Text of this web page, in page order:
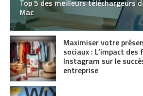
Top 5 des meilleurs téléchargeurs
Mac
Maximiser votre
sociaux : L’impact
Instagram sur le
entreprise